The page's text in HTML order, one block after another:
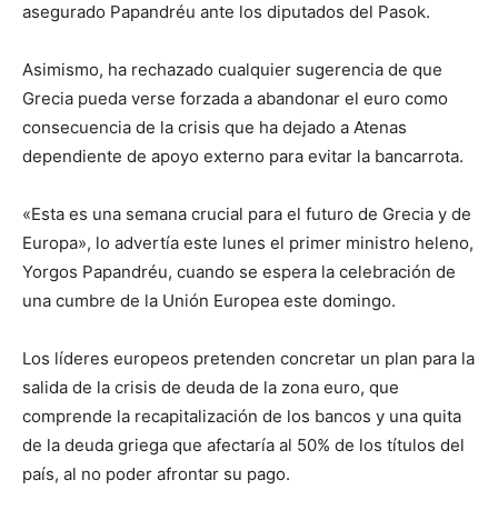
asegurado Papandréu ante los diputados del Pasok.
Asimismo, ha rechazado cualquier sugerencia de que
Grecia pueda verse forzada a abandonar el euro como
consecuencia de la crisis que ha dejado a Atenas
dependiente de apoyo externo para evitar la bancarrota.
«Esta es una semana crucial para el futuro de Grecia y de
Europa», lo advertía este lunes el primer ministro heleno,
Yorgos Papandréu, cuando se espera la celebración de
una cumbre de la Unión Europea este domingo.
Los líderes europeos pretenden concretar un plan para la
salida de la crisis de deuda de la zona euro, que
comprende la recapitalización de los bancos y una quita
de la deuda griega que afectaría al 50% de los títulos del
país, al no poder afrontar su pago.